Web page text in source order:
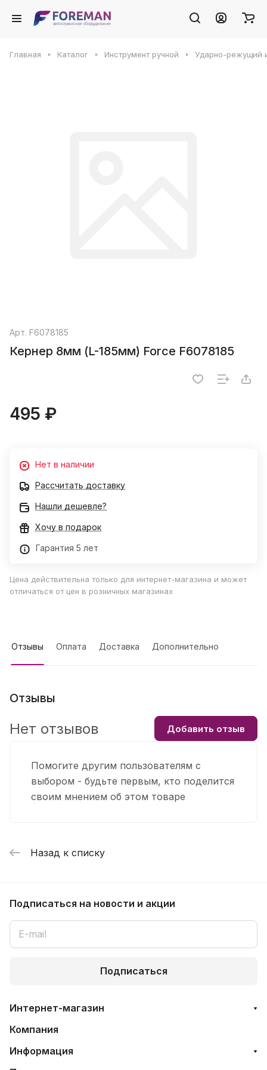
Главная Каталог Инструмент ручной Ударно-режущий
Арт. F6078185
Кернер 8мм (L-185мм) Force F6078185
495 ₽
Нет в наличии
Рассчитать доставку
Нашли дешевле?
Хочу в подарок
Гарантия 5 лет
Цена действительна только для интернет-магазина и может
отличаться от цен в розничных магазинах
Отзывы Оплата Доставка Дополнительно
Отзывы
Помогите другим пользователям с
выбором - будьте первым, кто поделится
своим мнением об этом товаре
Нет отзывов Добавить отзыв
Назад к списку
Подписаться на новости и акции
Подписаться
Интернет-магазин
Компания
Информация